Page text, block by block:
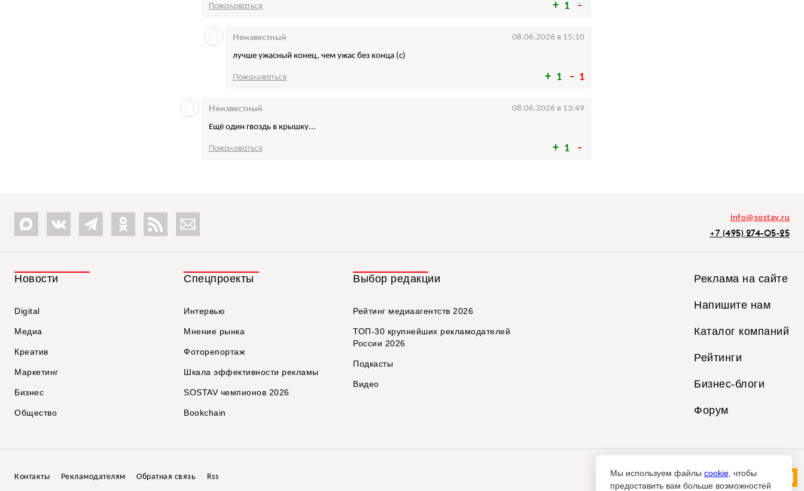
1
Пожаловаться
1 1
лучше ужасный конец, чем ужас без конца (с)
Неизвестный 08.06.2026 в 15:10
Пожаловаться
1
Ещё один гвоздь в крышку...
Неизвестный 08.06.2026 в 13:49
Пожаловаться
info@sostav.ru
+7 (495) 274-05-25
Новости
Digital
Медиа
Креатив
Маркетинг
Бизнес
Общество
Спецпроекты
Интервью
Мнение рынка
Фоторепортаж
Шкала эффективности рекламы
SOSTAV чемпионов 2026
Bookchain
Выбор редакции
Рейтинг медиаагентств 2026
ТОП-30 крупнейших рекламодателей
России 2026
Подкасты
Видео
Реклама на сайте
Напишите нам
Каталог компаний
Рейтинги
Бизнес-блоги
Форум
Контакты Рекламодателям Обратная связь Rss Мы используем файлы cookie , чтобы
предоставить вам больше возможностей